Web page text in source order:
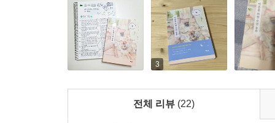
말이다. 그러다 보면 어느새 마음이 편안해지고,
* 이런 분들에게 『어른을 위한 수면 동화』를 추
- 피곤한데 막상 자려고 하면 정신이 또렷해지는 분
- 오만가지 생각과 걱정이 꼬리를 물고 이어지는 분
- 자고 아침에 일어났을 때 개운하지 않은 분
3
전체 리뷰 (22)